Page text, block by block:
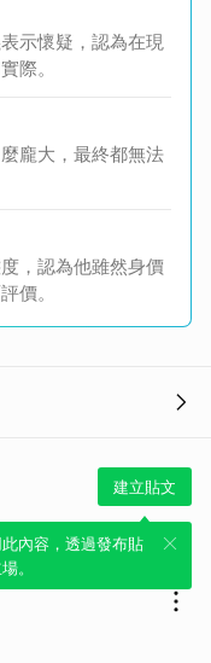
示懷疑，認為在現
際。
龐大，最終都無法
，認為他雖然身價
價。
建立貼文
內容，透過發布貼
。